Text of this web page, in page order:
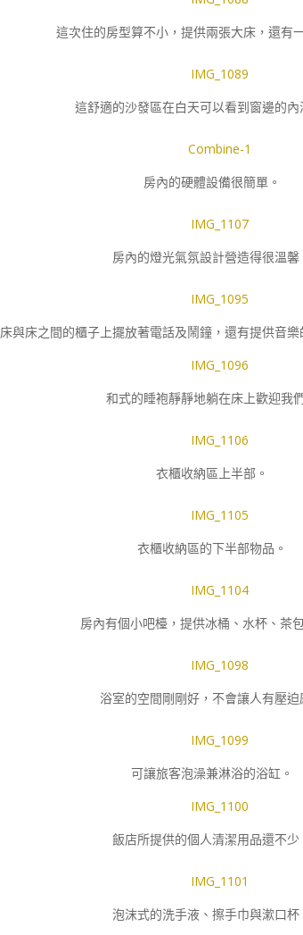
這次住的房型算不小，提供兩張大床，還有
這舒適的沙發區在白天可以看到窗邊的內
房內的硬體設備很簡單。
房內的燈光氣氛設計營造得很溫馨
床與床之間的櫃子上擺放著電話及鬧鐘，還有提供音樂
和式的睡袍靜靜地躺在床上歡迎我
衣櫃收納區上半部。
衣櫃收納區的下半部物品。
房內有個小吧檯，提供冰桶、水杯、茶
浴室的空間剛剛好，不會讓人有壓迫
可讓旅客泡澡兼淋浴的浴缸。
飯店所提供的個人清潔用品還不少
泡沫式的洗手液、擦手巾與漱口杯